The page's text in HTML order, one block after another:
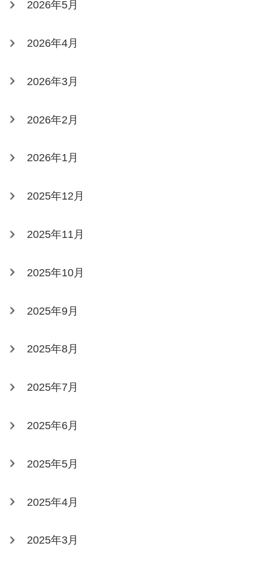
2026年5月
2026年4月
2026年3月
2026年2月
2026年1月
2025年12月
2025年11月
2025年10月
2025年9月
2025年8月
2025年7月
2025年6月
2025年5月
2025年4月
2025年3月